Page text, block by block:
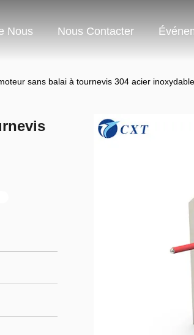
Nous Nous Contacter
sans balai à tournevis 304 acier